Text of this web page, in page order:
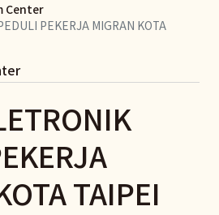
Center
PEKERJA MIGRAN KOTA
TAIPEI